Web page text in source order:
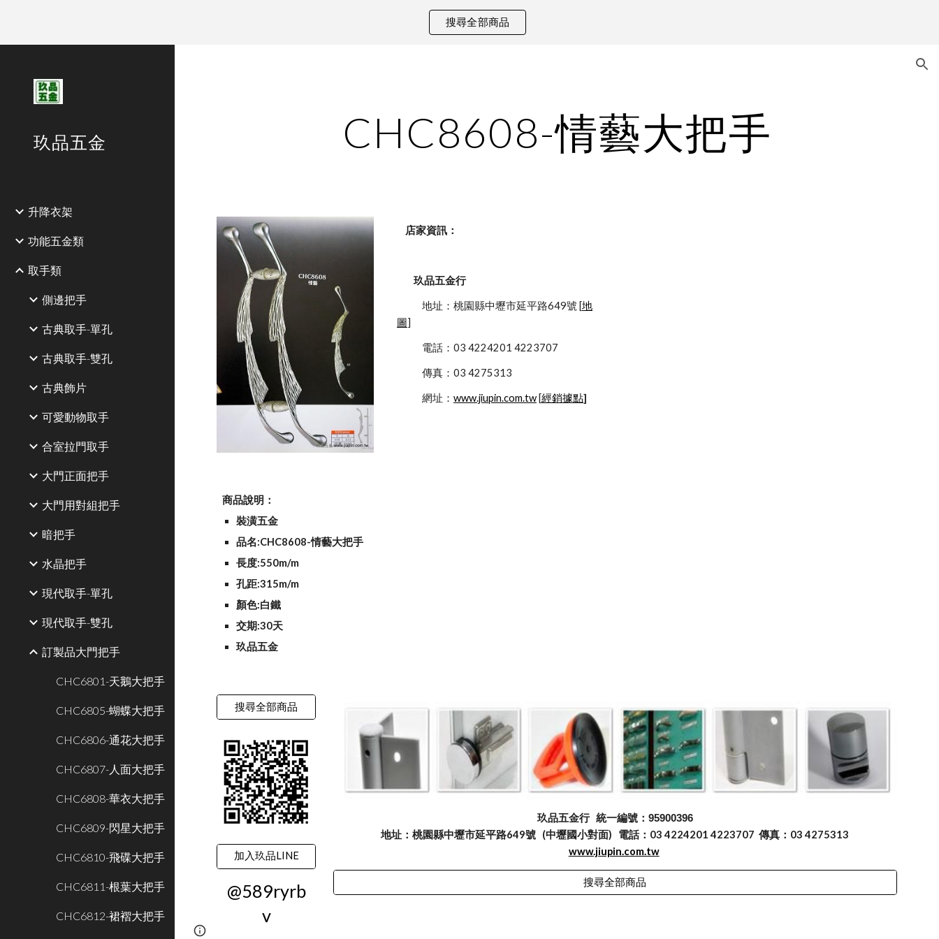
搜尋全部商品
玖品五金
升降衣架
功能五金類
取手類
側邊把手
古典取手-單孔
古典取手-雙孔
古典飾片
可愛動物取手
合室拉門取手
大門正面把手
大門用對組把手
暗把手
水晶把手
現代取手-單孔
現代取手-雙孔
訂製品大門把手
CHC6801-天鵝大把手
CHC6805-蝴蝶大把手
CHC6806-通花大把手
CHC6807-人面大把手
CHC6808-華衣大把手
CHC6809-閃星大把手
CHC6810-飛碟大把手
CHC6811-根葉大把手
CHC6812-裙褶大把手
CHC8608-情藝大把手
    店家資訊：
玖品五金行
            地址：桃園縣中壢市延平路649號 [
地
圖]
            電話：03 4224201 4223707
            傳真：03 4275313
            網址：
www.jiupin.com.tw [經銷據點]
商品說明：
裝潢五金
品名:CHC8608-情藝大把手
長度:550m/m
孔距:315m/m
顏色:白鐵
交期:30天
玖品五金
搜尋全部商品
加入玖品LINE
@589ryrb
v
玖品五金行 統一編號：95900396
地址：桃園縣中壢市延平路649號 (中壢國小對面) 電話：03 4224201 4223707 傳真：03 4275313
www.jiupin.com.tw
搜尋全部商品